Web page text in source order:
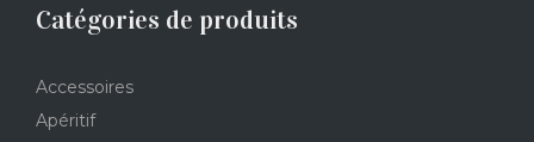
Catégories de produits
Accessoires
Apéritif